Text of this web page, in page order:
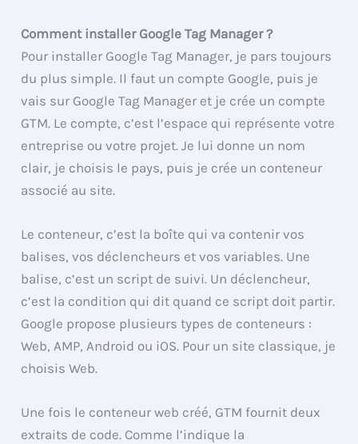
Comment installer Google Tag Manager ?
Pour installer Google Tag Manager, je pars toujours
du plus simple. Il faut un compte Google, puis je
vais sur Google Tag Manager et je crée un compte
GTM. Le compte, c’est l’espace qui représente votre
entreprise ou votre projet. Je lui donne un nom
clair, je choisis le pays, puis je crée un conteneur
associé au site.
Le conteneur, c’est la boîte qui va contenir vos
balises, vos déclencheurs et vos variables. Une
balise, c’est un script de suivi. Un déclencheur,
c’est la condition qui dit quand ce script doit partir.
Google propose plusieurs types de conteneurs :
Web, AMP, Android ou iOS. Pour un site classique, je
choisis Web.
Une fois le conteneur web créé, GTM fournit deux
extraits de code. Comme l’indique la